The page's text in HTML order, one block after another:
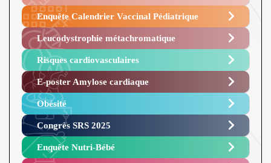
Enquête Calendrier Vaccinal Pédiatrique
Leucodystrophie métachromatique
Risques cardiovasculaires
E-poster Amylose cardiaque ​
Obésité ​
Congrès SRS 2025 ​
Enquête Nutri-Bébé ​